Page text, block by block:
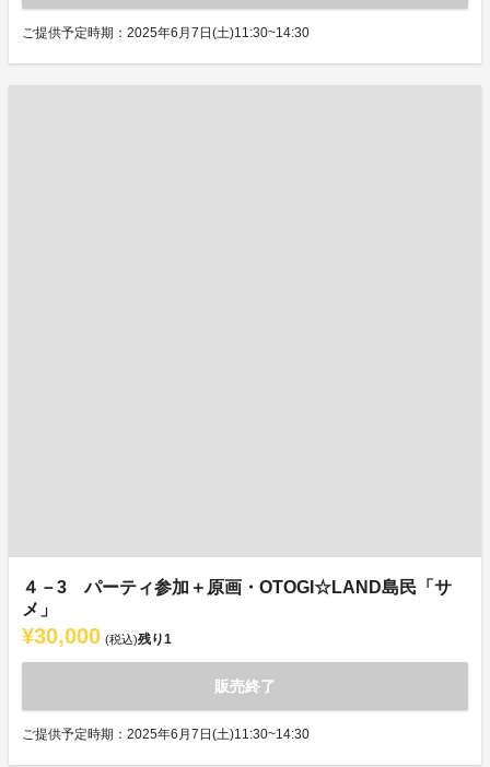
ご提供予定時期：2025年6月7日(土)11:30~14:30
４－3 パーティ参加＋原画・OTOGI☆LAND島民「サ
メ」
¥30,000 (税込)残り1
販売終了
ご提供予定時期：2025年6月7日(土)11:30~14:30